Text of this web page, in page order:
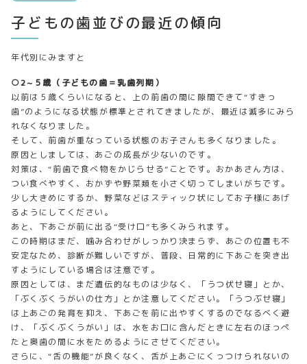
子どもの歯並びの最近の傾向
年代別にみますと
○2~５歳（子どもの歯＝乳歯列期）
以前は５歳くらいになると、上の前歯の間に隙間できて“すきっ
歯”のようになる状態が標準とされてきましたが、最近は滅多にみら
れなくなりました。
そして、前歯が重なっている状態のお子さんも多くなりました。
原因としましては、あごの成長が少ないのです。
対策は、“前歯で食べ物をかじらせる”ことです。おかあさん方は、
つい食べやすく、おかずや野菜類を小さく切ってしまいがちです。
少し大きめにするか、野菜などはスティック状にしてお子様にあげ
るようにしてください。
あと、下あごが前に出る“受け口”も多くみられます。
この時期はまだ、噛み合わせがしっかり決まらず、あごの位置も不
安定なため、診断が難しいですが、普段、日常的に下あごを突き出
すようにしている場合は注意です。
原因としては、まだ遺伝的なものは少なく、「うつ伏せ寝」とか、
「ぶくぶくうがいの仕方」とか注意してください。「うつぶせ寝」
は上あごの発育を抑え、下あごを前に出やすくするのでなるべく避
け、「ぶくぶくうがい」は、水をお口に含んだときに左右のほっぺ
たと奥歯の間に水をためるようにさせてください。
さらに、“舌の機能”が良くなく、舌が上あごにくっつけられないの